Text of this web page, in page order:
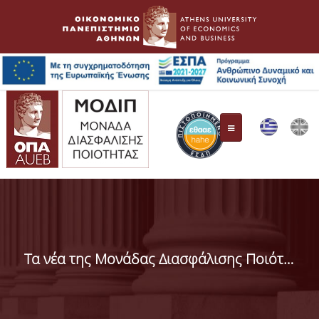
ΜΟ.ΔΙ.Π.
Όργανα Διασφάλισης Ποιότητας Τα νέα της Μονάδας Διασφάλισης Ποιότητας